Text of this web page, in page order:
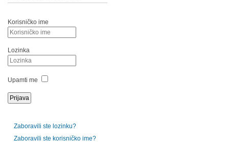
Korisničko ime
Lozinka
Upamti me
Zaboravili ste lozinku?
Zaboravili ste korisničko ime?